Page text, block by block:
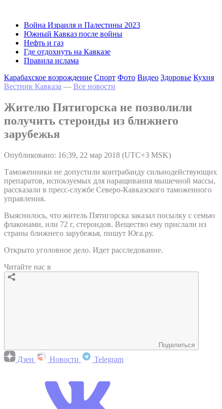
Война Израиля и Палестины 2023
Южный Кавказ после войны
Нефть и газ
Где отдохнуть на Кавказе
Правила ислама
Карабахское возрождение Спорт Фото Видео Здоровье Кухня
Вестник Кавказа — Все новости
Жителю Пятигорска не позволили
получить стероиды из ближнего
зарубежья
Опубликовано: 16:39, 22 мар 2018 (UTC+3 MSK)
Таможенники не допустили контрабанду сильнодействующих
препаратов, испоьзуемых для наращивания мышечной массы,
рассказали в пресс-службе Северо-Кавказского таможенного
управления.
Выяснилось, что житель Пятигорска заказал посылку с семью
флаконами, или 72 г, стероидов. Вещество ему прислали из
страны ближнего зарубежья, пишут Юга.ру.
Открыто уголовное дело. Идет расследование.
Читайте нас в
Поделиться
Дзен Новости Telegram